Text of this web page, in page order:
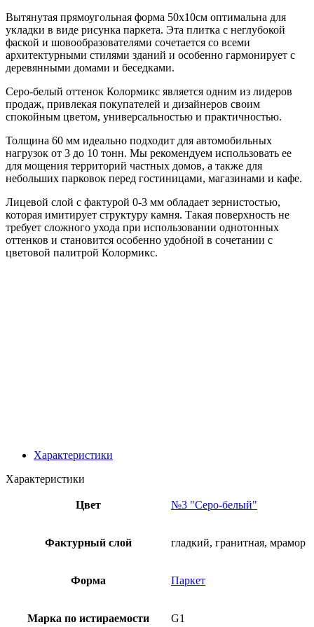
Вытянутая прямоугольная форма 50х10см оптимальна для
укладки в виде рисунка паркета. Эта плитка с неглубокой
фаской и шовообразователями сочетается со всеми
архитектурными стилями зданий и особенно гармонирует с
деревянными домами и беседками.
Серо-белый оттенок Колормикс является одним из лидеров
продаж, привлекая покупателей и дизайнеров своим
спокойным цветом, универсальностью и практичностью.
Толщина 60 мм идеально подходит для автомобильных
нагрузок от 3 до 10 тонн. Мы рекомендуем использовать ее
для мощения территорий частных домов, а также для
небольших парковок перед гостиницами, магазинами и кафе.
Лицевой слой с фактурой 0-3 мм обладает зернистостью,
которая имитирует структуру камня. Такая поверхность не
требует сложного ухода при использовании однотонных
оттенков и становится особенно удобной в сочетании с
цветовой палитрой Колормикс.
Характеристики
Характеристики
Цвет №3 "Серо-белый"
Фактурный слой гладкий, гранитная, мрамор
Форма Паркет
Марка по истираемости G1